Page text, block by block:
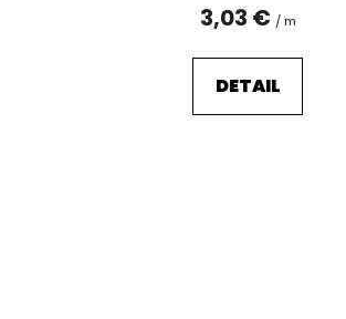
3,03 € / m
DETAIL